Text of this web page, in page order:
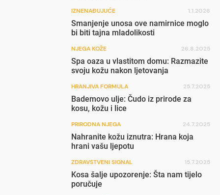
IZNENAĐUJUĆE 1.1.2026
Smanjenje unosa ove namirnice moglo
bi biti tajna mladolikosti
NJEGA KOŽE 26.8.2025
Spa oaza u vlastitom domu: Razmazite
svoju kožu nakon ljetovanja
HRANJIVA FORMULA 25.7.2025
Bademovo ulje: Čudo iz prirode za
kosu, kožu i lice
PRIRODNA NJEGA 24.7.2025
Nahranite kožu iznutra: Hrana koja
hrani vašu ljepotu
ZDRAVSTVENI SIGNAL 15.7.2025
Kosa šalje upozorenje: Šta nam tijelo
poručuje